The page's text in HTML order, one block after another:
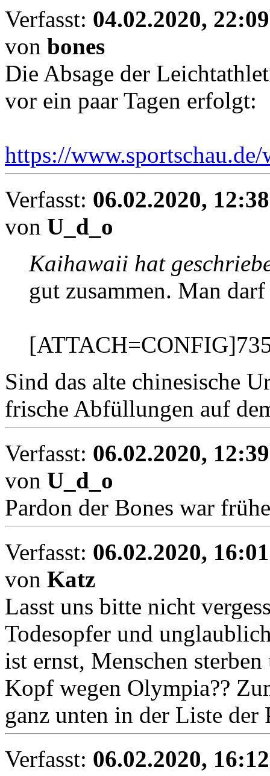
Verfasst: 04.02.2020, 22:09
von bones
Die Absage der
vor ein paar Tagen erfolgt:
https://
Verfasst: 06.02.2020, 12:38
von U_d_o
Kaihawaii hat
gut zusammen. Man
Sind das alte chinesische
frische Abfüllungen auf
Verfasst: 06.02.2020, 12:39
von U_d_o
Pardon der Bones war
Verfasst: 06.02.2020, 16:01
von Katz
Lasst uns bitte nicht
Todesopfer und
ist ernst, Menschen
Kopf wegen Olympia??
ganz unten in der Liste der
Verfasst: 06.02.2020, 16:12